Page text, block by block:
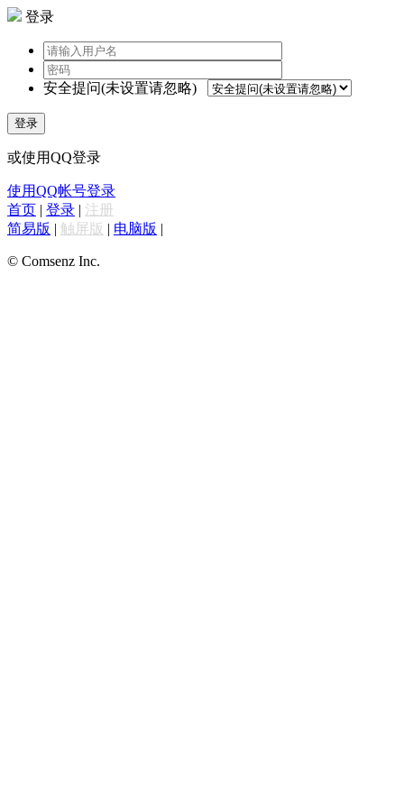
登录
安全提问(未设置请忽略)
登录
或使用QQ登录
使用QQ帐号登录
首页 | 登录 | 注册
简易版 | 触屏版 | 电脑版 |
© Comsenz Inc.